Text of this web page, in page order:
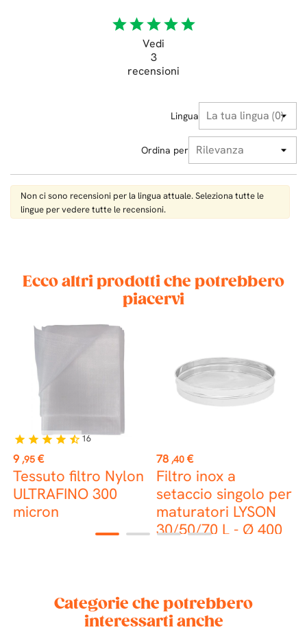
starstarstarstarstar
Vedi
3
recensioni
Lingua
Ordina per
Non ci sono recensioni per la lingua attuale. Seleziona tutte le
lingue per vedere tutte le recensioni.
Ecco altri prodotti che potrebbero
piacervi
Prezzo
9 ,95 €
Tessuto filtro Nylon
ULTRAFINO 300
micron
star star star star star_half16
Prezzo
78 ,40 €
Filtro inox a
setaccio singolo per
maturatori LYSON
30/50/70 L - Ø 400
1 2 3 4
Categorie che potrebbero
interessarti anche